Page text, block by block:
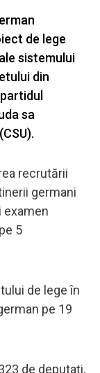
de lege
sistemului
din
sa
recrutării
germani
examen
5
de lege în
pe 19
de deputați,